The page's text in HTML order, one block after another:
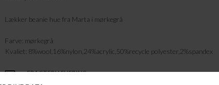
Lækker beanie hue fra Marta i mørkegrå
Farve: mørkegrå
Kvaliet: 8%wool,16%nylon,24%acrylic,50%recycle polyester,2%spandex
FRAGTFRI LEVERING